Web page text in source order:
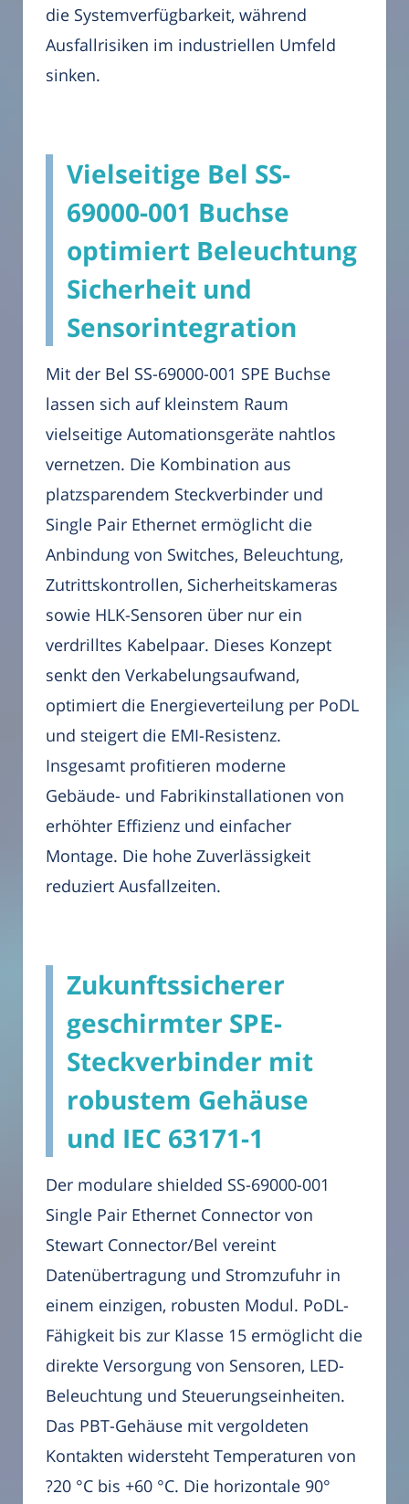
die Systemverfügbarkeit, während
Ausfallrisiken im industriellen Umfeld
sinken.
Vielseitige Bel SS-
69000-001 Buchse
optimiert Beleuchtung
Sicherheit und
Sensorintegration
Mit der Bel SS-69000-001 SPE Buchse
lassen sich auf kleinstem Raum
vielseitige Automationsgeräte nahtlos
vernetzen. Die Kombination aus
platzsparendem Steckverbinder und
Single Pair Ethernet ermöglicht die
Anbindung von Switches, Beleuchtung,
Zutrittskontrollen, Sicherheitskameras
sowie HLK-Sensoren über nur ein
verdrilltes Kabelpaar. Dieses Konzept
senkt den Verkabelungsaufwand,
optimiert die Energieverteilung per PoDL
und steigert die EMI-Resistenz.
Insgesamt profitieren moderne
Gebäude- und Fabrikinstallationen von
erhöhter Effizienz und einfacher
Montage. Die hohe Zuverlässigkeit
reduziert Ausfallzeiten.
Zukunftssicherer
geschirmter SPE-
Steckverbinder mit
robustem Gehäuse
und IEC 63171-1
Der modulare shielded SS-69000-001
Single Pair Ethernet Connector von
Stewart Connector/Bel vereint
Datenübertragung und Stromzufuhr in
einem einzigen, robusten Modul. PoDL-
Fähigkeit bis zur Klasse 15 ermöglicht die
direkte Versorgung von Sensoren, LED-
Beleuchtung und Steuerungseinheiten.
Das PBT-Gehäuse mit vergoldeten
Kontakten widersteht Temperaturen von
?20 °C bis +60 °C. Die horizontale 90°